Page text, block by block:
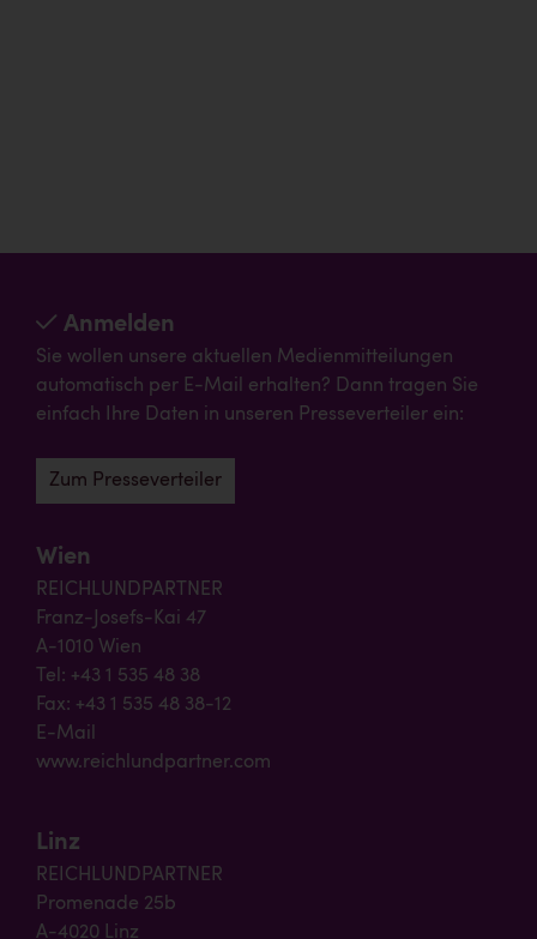
Anmelden
Sie wollen unsere aktuellen Medienmitteilungen
automatisch per E-Mail erhalten? Dann tragen Sie
einfach Ihre Daten in unseren Presseverteiler ein:
Zum Presseverteiler
Wien
REICHLUNDPARTNER
Franz-Josefs-Kai 47
A-1010 Wien
Tel: +43 1 535 48 38
Fax: +43 1 535 48 38-12
E-Mail
www.reichlundpartner.com
Linz
REICHLUNDPARTNER
Promenade 25b
A-4020 Linz